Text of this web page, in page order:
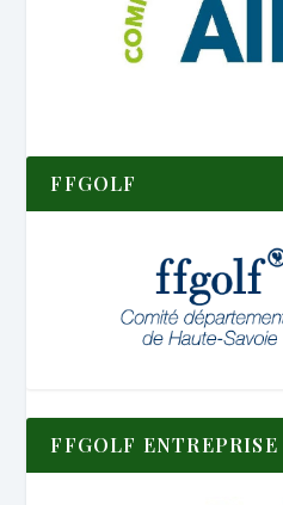
FFGOLF
FFGOLF ENTREPRISE